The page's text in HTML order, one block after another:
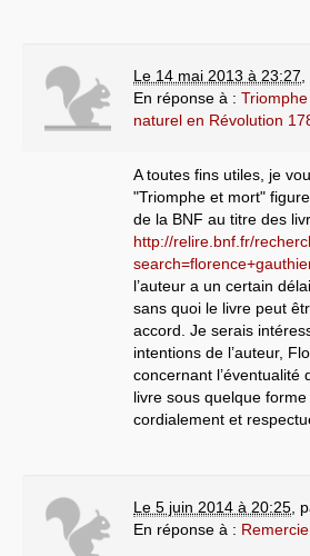
Le 14 mai 2013 à 23:27
En réponse à :
naturel en Révolution
A toutes fins utiles, je
"Triomphe et mort"
de la BNF au titre des
http://relire.bnf.fr/
l’auteur a un certain
sans quoi le livre peut
accord. Je serais
intentions de l’auteur,
concernant l’éventualité
livre sous quelque
cordialement et
Le 5 juin 2014 à 20:25
En réponse à :